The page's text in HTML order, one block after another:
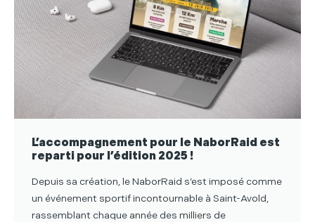
L’accompagnement pour le NaborRaid est
reparti pour l’édition 2025 !
Depuis sa création, le NaborRaid s’est imposé comme
un événement sportif incontournable à Saint-Avold,
rassemblant chaque année des milliers de